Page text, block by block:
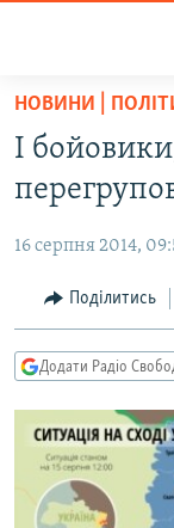
Перейти
основного
матеріалу
Перейти
до
навігації
Перейти
до
РАДІО СВОБОДА
СТАТТІ
ПОЛІТИКА
ЕКОНОМІКА
КУЛЬТУРА
СПОРТ
УКРАЇНА
СВІТ
ВІЙНА
РОСІЙСЬКА
КРИМ.РЕАЛІЇ
ТИ ЯК?
СХЕМИ
КИТАЙ.ВИКЛИКИ
НОВИНИ |
І
16 серпня 2014,
Поділитись
Додати Радіо